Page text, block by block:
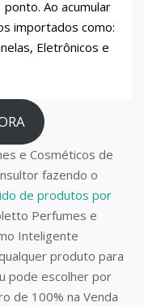
Ao acumular
importados como:
Eletrônicos e
e Cosméticos de
fazendo o
de produtos por
Perfumes e
Inteligente
produto para
pode escolher por
de 100% na Venda